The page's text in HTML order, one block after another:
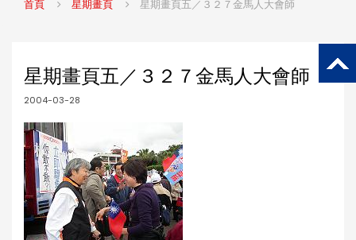
首頁 星期畫頁 星期畫頁五／３２７金馬人大會師
星期畫頁五／３２７金馬人大會師
2004-03-28